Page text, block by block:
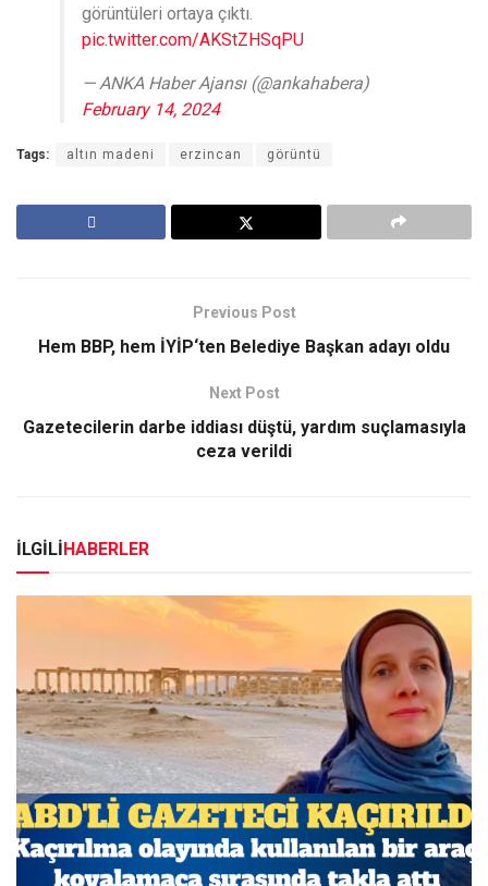
görüntüleri ortaya çıktı.
pic.twitter.com/AKStZHSqPU
— ANKA Haber Ajansı (@ankahabera)
February 14, 2024
Tags: altın madeni erzincan görüntü
Previous Post
Hem BBP, hem İYİP‘ten Belediye Başkan adayı oldu
Next Post
Gazetecilerin darbe iddiası düştü, yardım suçlamasıyla
ceza verildi
İLGİLİHABERLER